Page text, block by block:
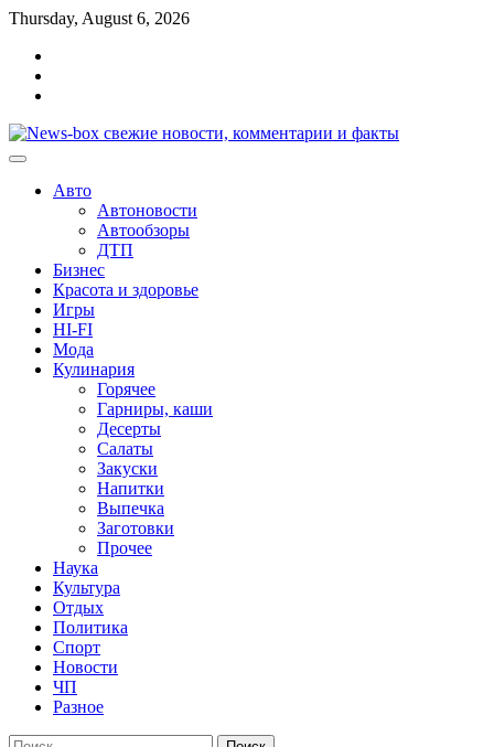
Перейти
содержимому
Thursday, August 6, 2026
Авто
Автоновости
Автообзоры
ДТП
Бизнес
Красота и здоровье
Игры
HI-FI
Мода
Кулинария
Горячее
Гарниры, каши
Десерты
Салаты
Закуски
Напитки
Выпечка
Заготовки
Прочее
Наука
Культура
Отдых
Политика
Спорт
Новости
ЧП
Разное
Найти: